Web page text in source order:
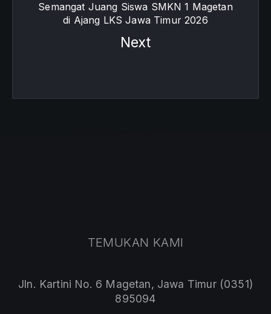
Semangat Juang Siswa SMKN 1 Magetan
di Ajang LKS Jawa Timur 2026
Next
TEMUKAN KAMI
Jln. Kartini No. 6 Magetan, Jawa Timur (0351)
895094